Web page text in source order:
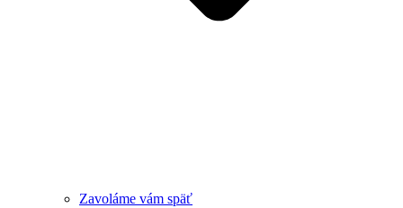
Zavoláme vám späť